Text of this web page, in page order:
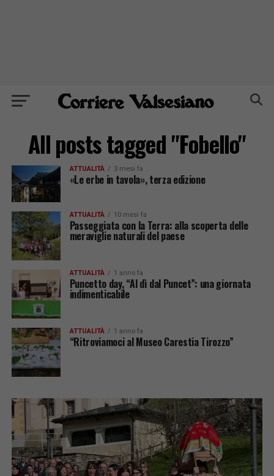
All posts tagged "Fobello"
ATTUALITÀ 3 mesi fa
«Le erbe in tavola», terza edizione
ATTUALITÀ 10 mesi fa
Passeggiata con la Terra: alla scoperta delle
meraviglie naturali del paese
ATTUALITÀ 1 anno fa
Puncetto day, “Al dì dal Puncet”: una giornata
indimenticabile
ATTUALITÀ 1 anno fa
“Ritroviamoci al Museo Carestia Tirozzo”